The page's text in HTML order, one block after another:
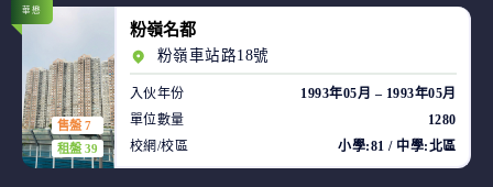
售盤 7
租盤 39
華懋
粉嶺名都
粉嶺車站路18號
入伙年份
1993年05月 – 1993年05月
單位數量
1280
校網/校區
小學:81 / 中學:北區